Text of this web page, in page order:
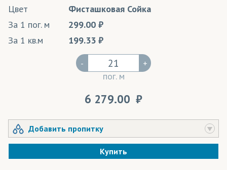
Цвет
Фисташковая Сойка
За 1 пог. м
299.00
За 1 кв.м
199.33
-
пог. м
+
6 279.00
Добавить пропитку
Купить